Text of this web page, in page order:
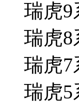
瑞虎9
瑞虎8
瑞虎7
瑞虎5